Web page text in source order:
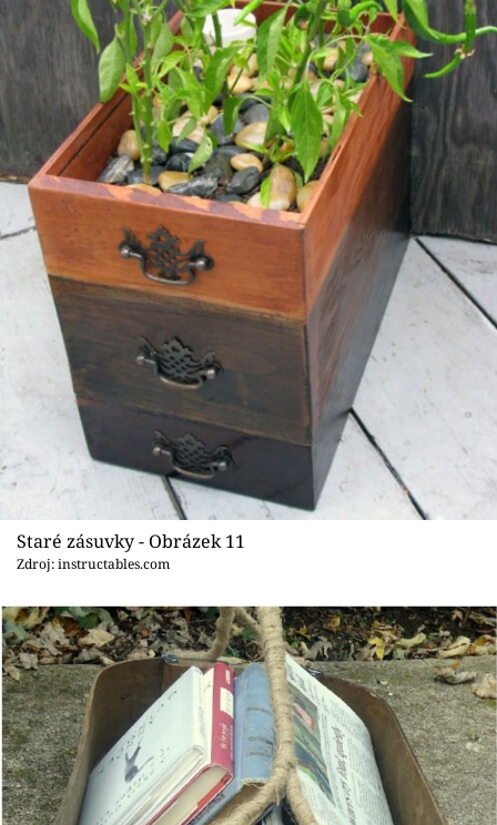
Staré zásuvky - Obrázek 11
Zdroj: instructables.com